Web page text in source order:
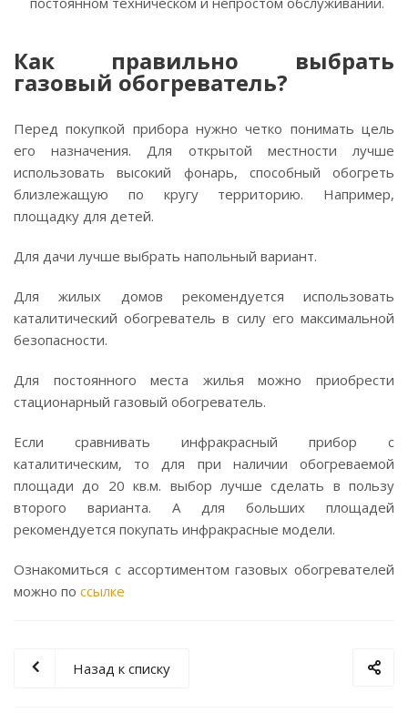
Как правильно выбрать
газовый обогреватель?
Перед покупкой прибора нужно четко понимать цель
его назначения. Для открытой местности лучше
использовать высокий фонарь, способный обогреть
близлежащую по кругу территорию. Например,
площадку для детей.
Для дачи лучше выбрать напольный вариант.
Для жилых домов рекомендуется использовать
каталитический обогреватель в силу его максимальной
безопасности.
Для постоянного места жилья можно приобрести
стационарный газовый обогреватель.
Если сравнивать инфракрасный прибор с
каталитическим, то для при наличии обогреваемой
площади до 20 кв.м. выбор лучше сделать в пользу
второго варианта. А для больших площадей
рекомендуется покупать инфракрасные модели.
Ознакомиться с ассортиментом газовых обогревателей
можно по ссылке
Назад к списку